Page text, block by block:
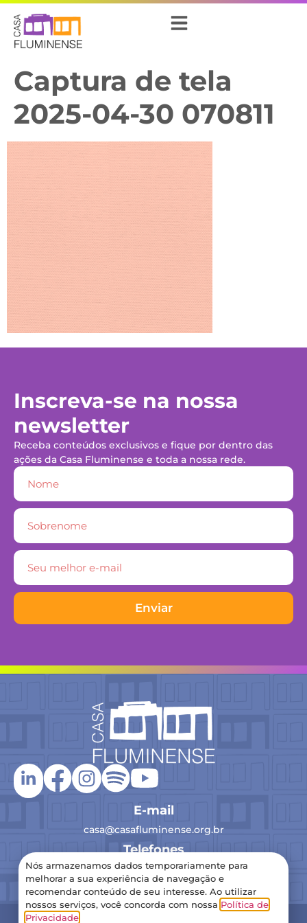
Captura de tela
2025-04-30 070811
Inscreva-se na nossa
newsletter
Receba conteúdos exclusivos e fique por dentro das
ações da Casa Fluminense e toda a nossa rede.
Enviar
E-mail
casa@casafluminense.org.br
Telefones
(21) 2516-0193
2024 Casa Fluminense – Todos os direitos reservados
Nós armazenamos dados temporariamente para
melhorar a sua experiência de navegação e
recomendar conteúdo de seu interesse. Ao utilizar
nossos serviços, você concorda com nossa Política de
Privacidade.